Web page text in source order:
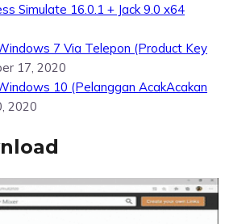
Simulate 16.0.1 + Jack 9.0 x64
7 Via Telepon (Product Key
17, 2020
10 (Pelanggan AcakAcakan
2020